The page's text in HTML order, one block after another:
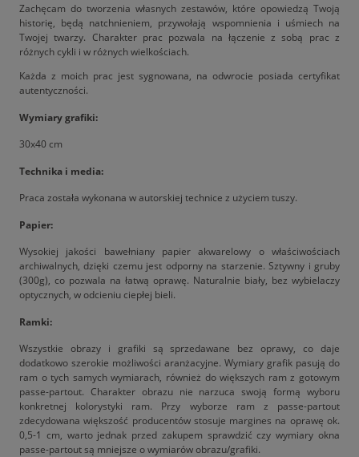
Zachęcam do tworzenia własnych zestawów, które opowiedzą Twoją
historię, będą natchnieniem, przywołają wspomnienia i uśmiech na
Twojej twarzy. Charakter prac pozwala na łączenie z sobą prac z
różnych cykli i w różnych wielkościach.
Każda z moich prac jest sygnowana, na odwrocie posiada certyfikat
autentyczności.
Wymiary grafiki:
30x40 cm
Technika i media:
Praca została wykonana w autorskiej technice z użyciem tuszy.
Papier:
Wysokiej jakości bawełniany papier akwarelowy o właściwościach
archiwalnych, dzięki czemu jest odporny na starzenie. Sztywny i gruby
(300g), co pozwala na łatwą oprawę. Naturalnie biały, bez wybielaczy
optycznych, w odcieniu ciepłej bieli.
Ramki:
Wszystkie obrazy i grafiki są sprzedawane bez oprawy, co daje
dodatkowo szerokie możliwości aranżacyjne. Wymiary grafik pasują do
ram o tych samych wymiarach, również do większych ram z gotowym
passe-partout. Charakter obrazu nie narzuca swoją formą wyboru
konkretnej kolorystyki ram. Przy wyborze ram z passe-partout
zdecydowana większość producentów stosuje margines na oprawę ok.
0,5-1 cm, warto jednak przed zakupem sprawdzić czy wymiary okna
passe-partout są mniejsze o wymiarów obrazu/grafiki.